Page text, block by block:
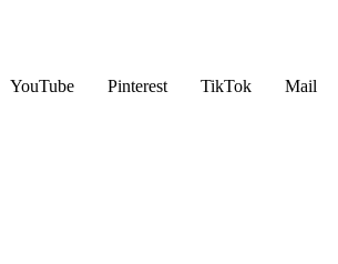
YouTube Pinterest TikTok Mail